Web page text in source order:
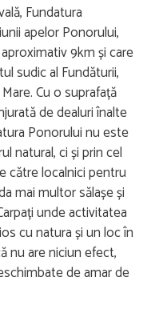
Fundatura
apelor Ponorului,
9km și care
sudic al Fundăturii,
Cu o suprafață
de dealuri înalte
Ponorului nu este
natural, ci și prin cel
către localnici pentru
mai multor sălașe și
unde activitatea
cu natura și un loc în
nu are niciun efect,
de amar de